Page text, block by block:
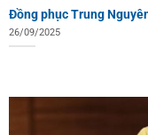
Đồng phục Trung
26/09/2025